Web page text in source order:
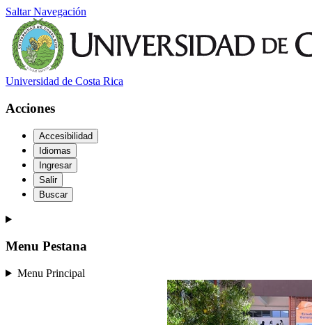
Saltar Navegación
Universidad de Costa Rica
Acciones
Accesibilidad
Idiomas
Ingresar
Salir
Buscar
Menu Pestana
Menu Principal